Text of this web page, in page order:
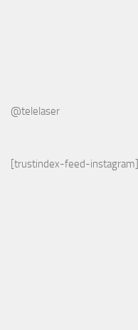
@telelaser
[trustindex-feed-instagram]